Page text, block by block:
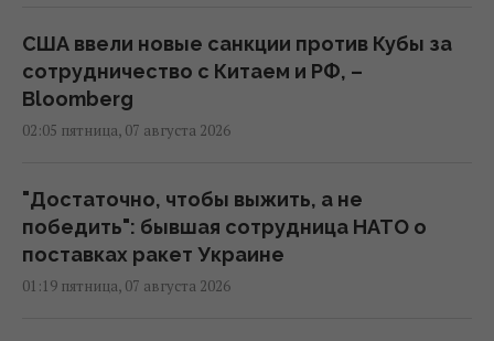
США ввели новые санкции против Кубы за
сотрудничество с Китаем и РФ, –
Bloomberg
02:05 пятница, 07 августа 2026
"Достаточно, чтобы выжить, а не
победить": бывшая сотрудница НАТО о
поставках ракет Украине
01:19 пятница, 07 августа 2026